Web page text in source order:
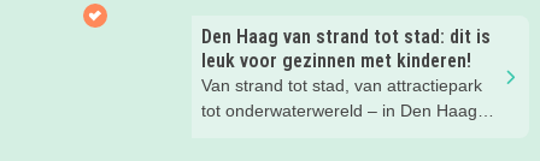
Den Haag van strand tot stad: dit is
leuk voor gezinnen met kinderen!
Van strand tot stad, van attractiepark
tot onderwaterwereld – in Den Haag